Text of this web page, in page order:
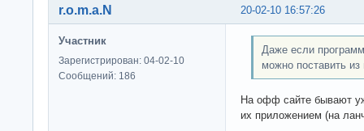
20-02-10 16:57:26
r.o.m.a.N
Участник
Зарегистрирован: 04-02-10
Сообщений: 186
Даже если
можно поставить из
На офф сайте бывают
их приложением (на